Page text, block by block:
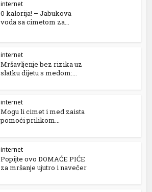
internet
0 kalorija! – Jabukova
voda sa cimetom za...
internet
Mršavljenje bez rizika uz
slatku dijetu s medom:...
internet
Mogu li cimet i med zaista
pomoći prilikom...
internet
Popijte ovo DOMAĆE PIĆE
za mršanje ujutro i navečer